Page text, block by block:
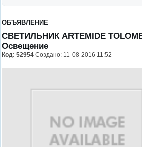
ОБЪЯВЛЕНИЕ
СВЕТИЛЬНИК ARTEMIDE
Освещение
Код: 52954 Создано: 11-08-2016 11:52